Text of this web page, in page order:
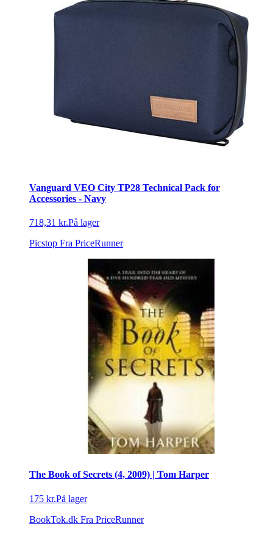
Vanguard VEO City TP28 Technical Pack for
Accessories - Navy
718,31 kr.På lager
Picstop Fra PriceRunner
The Book of Secrets (4, 2009) | Tom Harper
175 kr.På lager
BookTok.dk Fra PriceRunner